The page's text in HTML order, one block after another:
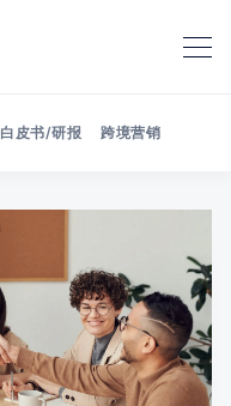
白皮书/研报 跨境营销